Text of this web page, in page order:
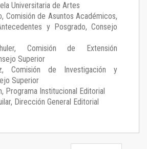
Universitaria de Artes
, Comisión de Asuntos Académicos,
y Posgrado, Consejo
, Comisión de Extensión
Superior
, Comisión de Investigación y
Superior
Programa Institucional Editorial
Dirección General Editorial